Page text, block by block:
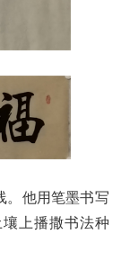
。他用笔墨书写
上播撒书法种